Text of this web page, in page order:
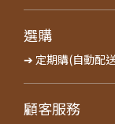
選購
➔ 定期購(自動配
顧客服務